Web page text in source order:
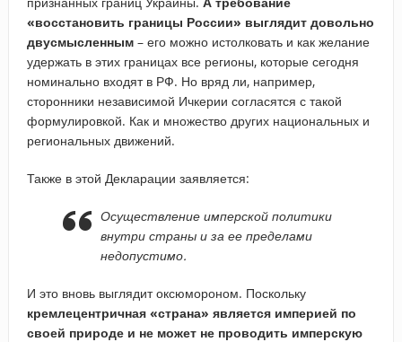
«восстановить границы России» выглядит довольно
двусмысленным– его можно истолковать и как желание
удержать в этих границах все регионы, которые сегодня
номинально входят в РФ. Но вряд ли, например,
сторонники независимой Ичкерии согласятся с такой
формулировкой. Как и множество других национальных и
региональных движений.
Также в этой Декларации заявляется:
Осуществление имперской политики
внутри страны и за ее пределами
недопустимо.
И это вновь выглядит оксюмороном. Поскольку
кремлецентричная «страна» является империей по
своей природе и не может не проводить имперскую